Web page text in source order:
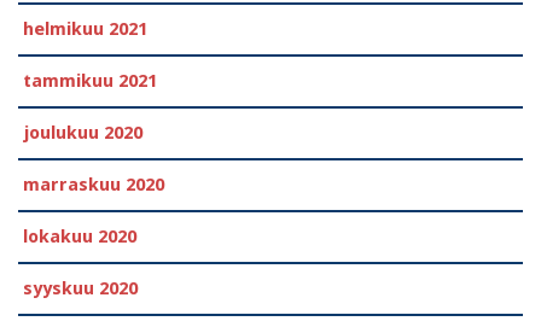
helmikuu 2021
tammikuu 2021
joulukuu 2020
marraskuu 2020
lokakuu 2020
syyskuu 2020